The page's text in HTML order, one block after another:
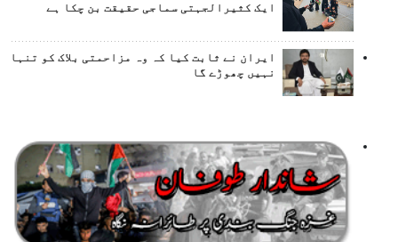
ایک کثیرالجہتی سماجی حقیقت بن چکا ہے
ایران نے ثابت کیا کہ وہ مزاحمتی بلاک کو تنہا
نہیں چھوڑے گا